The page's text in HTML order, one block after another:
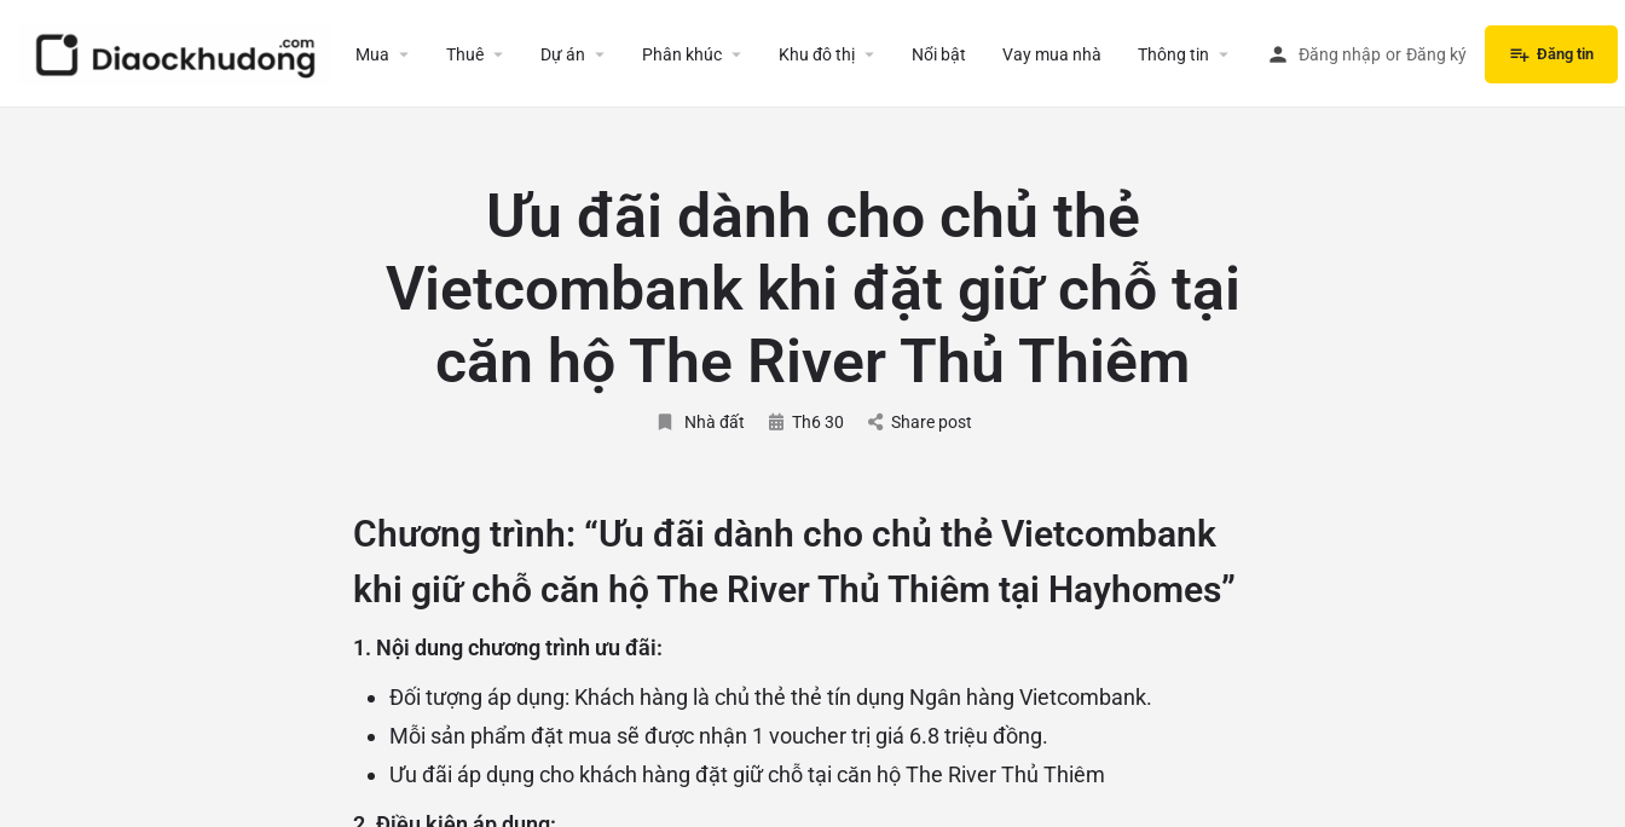
Mua Thuê Dự án Phân khúc Khu đô thị Nổi bật Vay mua nhà Thông tin Đăng nhập or Đăng ký Đăng tin
Ưu đãi dành cho chủ thẻ
Vietcombank khi đặt giữ chỗ tại
căn hộ The River Thủ Thiêm
Nhà đất Th6 30 Share post
Chương trình: “Ưu đãi dành cho chủ thẻ Vietcombank
khi giữ chỗ căn hộ The River Thủ Thiêm tại Hayhomes”
1. Nội dung chương trình ưu đãi:
Đối tượng áp dụng: Khách hàng là chủ thẻ thẻ tín dụng Ngân hàng Vietcombank.
Mỗi sản phẩm đặt mua sẽ được nhận 1 voucher trị giá 6.8 triệu đồng.
Ưu đãi áp dụng cho khách hàng đặt giữ chỗ tại căn hộ The River Thủ Thiêm